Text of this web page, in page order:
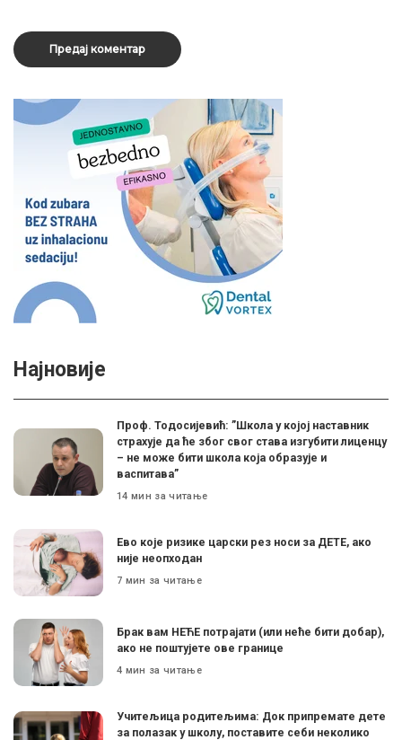
Најновије
Проф. Тодосијевић: ”Школа у којој наставник
страхује да ће због свог става изгубити лиценцу
– не може бити школа која образује и
васпитава”
14 мин за читање
Ево које ризике царски рез носи за ДЕТЕ, ако
није неопходан
7 мин за читање
Брак вам НЕЋЕ потрајати (или неће бити добар),
ако не поштујете ове границе
4 мин за читање
Учитељица родитељима: Док припремате дете
за полазак у школу, поставите себи неколико